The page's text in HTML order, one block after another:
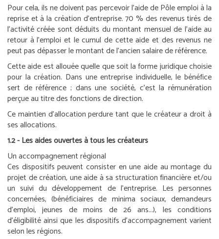
Pour cela, ils ne doivent pas percevoir l’aide de Pôle emploi à la
reprise et à la création d’entreprise. 70 % des revenus tirés de
l’activité créée sont déduits du montant mensuel de l’aide au
retour à l’emploi et le cumul de cette aide et des revenus ne
peut pas dépasser le montant de l’ancien salaire de référence.
Cette aide est allouée quelle que soit la forme juridique choisie
pour la création. Dans une entreprise individuelle, le bénéfice
sert de référence ; dans une société, c’est la rémunération
perçue au titre des fonctions de direction.
Ce maintien d’allocation perdure tant que le créateur a droit à
ses allocations.
1.2 - Les aides ouvertes à tous les créateurs
Un accompagnement régional
Ces dispositifs peuvent consister en une aide au montage du
projet de création, une aide à sa structuration financière et/ou
un suivi du développement de l’entreprise. Les personnes
concernées, (bénéficiaires de minima sociaux, demandeurs
d’emploi, jeunes de moins de 26 ans...), les conditions
d’éligibilité ainsi que les dispositifs d’accompagnement varient
selon les régions.